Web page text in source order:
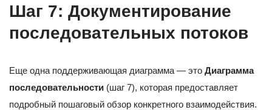
Шаг 7: Документирование
последовательных потоков
Еще одна поддерживающая диаграмма — это Диаграмма
последовательности (шаг 7), которая предоставляет
подробный пошаговый обзор конкретного взаимодействия.